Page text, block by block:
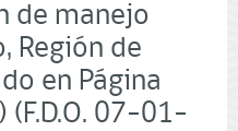
de manejo
Región de
en Página
07-01-